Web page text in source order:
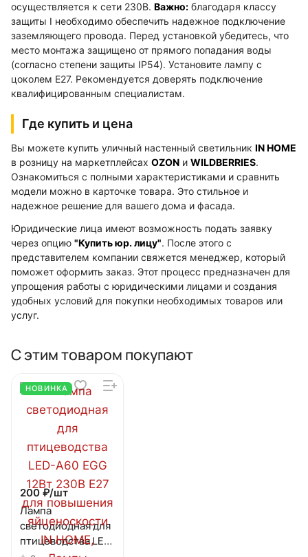
осуществляется к сети 230В. Важно: благодаря классу
защиты I необходимо обеспечить надежное подключение
заземляющего провода. Перед установкой убедитесь, что
место монтажа защищено от прямого попадания воды
(согласно степени защиты IP54). Установите лампу с
цоколем E27. Рекомендуется доверять подключение
квалифицированным специалистам.
Где купить и цена
Вы можете купить уличный настенный светильник IN HOME
в розницу на маркетплейсах OZON и WILDBERRIES.
Ознакомиться с полными характеристиками и сравнить
модели можно в карточке товара. Это стильное и
надежное решение для вашего дома и фасада.
Юридические лица имеют возможность подать заявку
через опцию "Купить юр. лицу". После этого с
представителем компании свяжется менеджер, который
поможет оформить заказ. Этот процесс предназначен для
упрощения работы с юридическими лицами и создания
удобных условий для покупки необходимых товаров или
услуг.
С этим товаром покупают
НОВИНКА
200 ₽/шт
Лампа
светодиодная для
птицеводства LED-